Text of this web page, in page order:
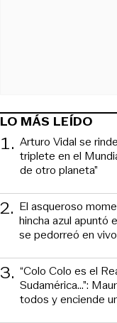
LO MÁS LEÍDO
1. Arturo Vidal se
triplete en el
de otro planeta”
2. El asqueroso
hincha azul apuntó
se pedorreó en vivo
3. “Colo Colo es el
Sudamérica…”:
todos y enciende